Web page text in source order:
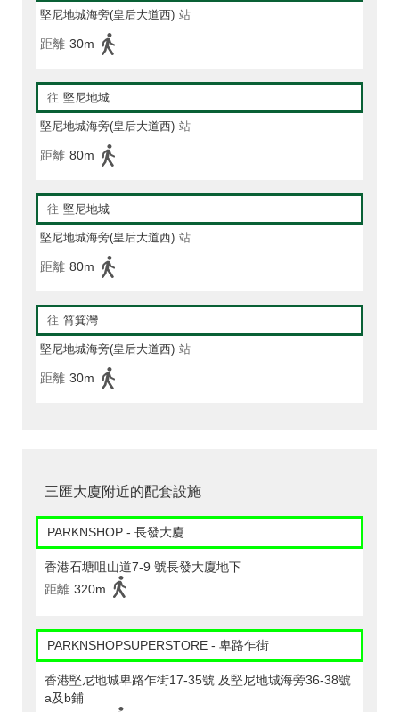
堅尼地城海旁(皇后大道西) 站
距離 30m
往 堅尼地城
堅尼地城海旁(皇后大道西) 站
距離 80m
往 堅尼地城
堅尼地城海旁(皇后大道西) 站
距離 80m
往 筲箕灣
堅尼地城海旁(皇后大道西) 站
距離 30m
三匯大廈附近的配套設施
PARKNSHOP - 長發大廈
香港石塘咀山道7-9 號長發大廈地下
距離 320m
PARKNSHOPSUPERSTORE - 卑路乍街
香港堅尼地城卑路乍街17-35號 及堅尼地城海旁36-38號
a及b鋪